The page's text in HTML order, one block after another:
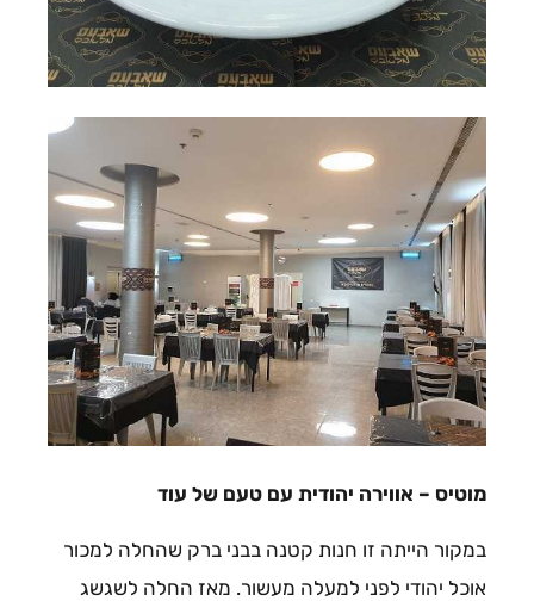
מוטיס – אווירה יהודית עם טעם של עוד
במקור הייתה זו חנות קטנה בבני ברק שהחלה למכור
אוכל יהודי לפני למעלה מעשור. מאז החלה לשגשג